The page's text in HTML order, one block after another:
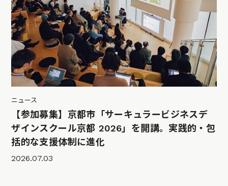
ニュース
【参加募集】京都市「サーキュラービジネスデ
ザインスクール京都 2026」を開講。実践的・包
括的な支援体制に進化
2026.07.03